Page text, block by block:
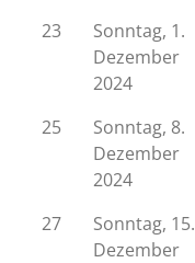
23
Sonntag, 1.
Dezember
2024
25
Sonntag, 8.
Dezember
2024
27
Sonntag, 15.
Dezember